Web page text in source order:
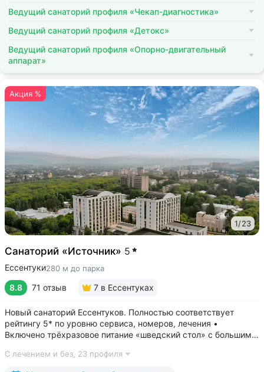
Ведущий санаторий профиля «Чекап-диагностика»
Ведущий санаторий профиля «Детокс»
Ведущий санаторий профиля «Опорно-двигательный
аппарат»
Акция %
1/23
Санаторий «Источник» 5
Ессентуки280 м до парка
8.8 71 отзыв 7 в Ессентуках
Новый санаторий Ессентуков. Полностью соответствует
рейтингу 5* по уровню сервиса, номеров, лечения •
Включено трёхразовое питание «шведский стол» с большим
в Ессентуках • Центр Курортной зоны: 3 минуты
до Курортного парка и Грязелечебницы им....
С лечением и без, 23 профиля